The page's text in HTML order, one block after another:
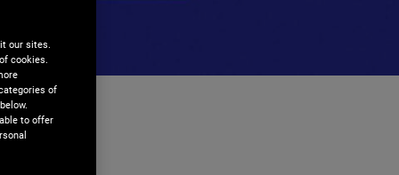
our sites.
cookies.
of
to offer